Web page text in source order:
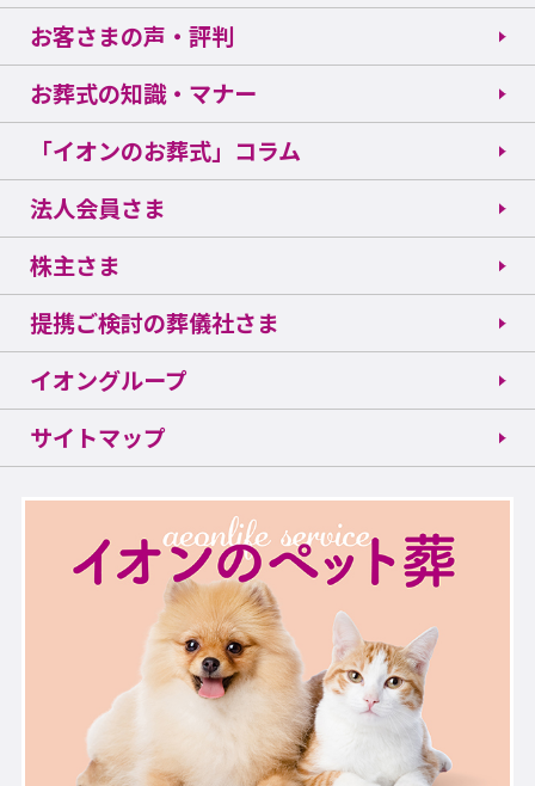
お客さまの声・評判
お葬式の知識・マナー
「イオンのお葬式」コラム
法人会員さま
株主さま
提携ご検討の葬儀社さま
イオングループ
サイトマップ